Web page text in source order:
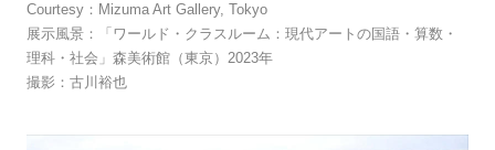
Courtesy：Mizuma Art Gallery, Tokyo
展示風景：「ワールド・クラスルーム：現代アートの国語・算数・
理科・社会」森美術館（東京）2023年
撮影：古川裕也